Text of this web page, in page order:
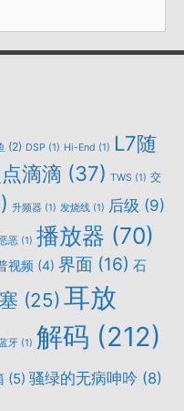
(2) DSP (1) Hi-End (1) L7随
滴滴 (37) TWS (1) 交
升频器 (1) 发烧线 (1) 后级 (9)
恶 (1) 播放器 (70)
视频 (4) 界面 (16) 石
(25) 耳放
牙 (1) 解码 (212)
(5) 骚绿的无病呻吟 (8)